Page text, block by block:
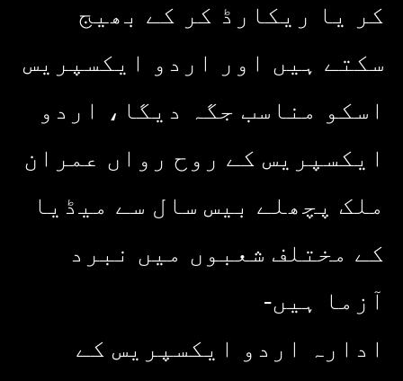
کر یا ریکارڈ کر کے بھیج
سکتے ہیں اور اردو ایکسپریس
اسکو مناسب جگہ دیگا، اردو
ایکسپریس کے روح رواں عمران
ملک پچھلے بیس سال سے میڈیا
کے مختلف شعبوں میں نبرد
آزما ہیں-
ادارہ اردو ایکسپریس کے